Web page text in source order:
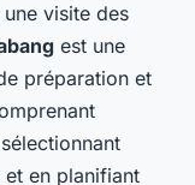
visite des
est une
préparation et
et en planifiant